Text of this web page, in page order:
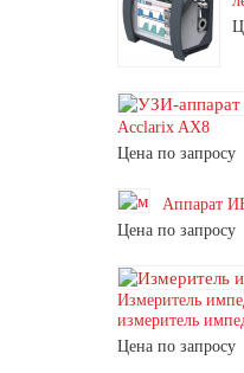
Acclarix AX8
Цена по запросу
Аппарат
Цена по запросу
Измеритель
измеритель
Цена по запросу